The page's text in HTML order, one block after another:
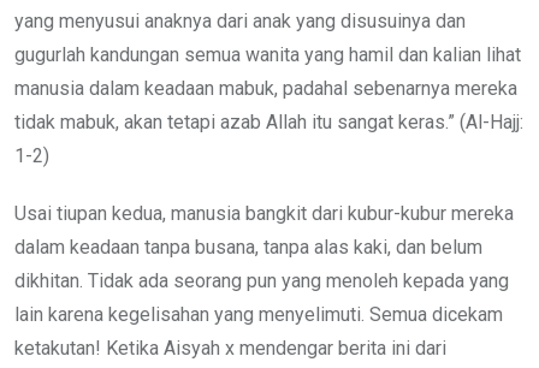
yang menyusui anaknya dari anak yang disusuinya dan
gugurlah kandungan semua wanita yang hamil dan kalian lihat
manusia dalam keadaan mabuk, padahal sebenarnya mereka
tidak mabuk, akan tetapi azab Allah itu sangat keras.” (Al-Hajj:
1-2)
Usai tiupan kedua, manusia bangkit dari kubur-kubur mereka
dalam keadaan tanpa busana, tanpa alas kaki, dan belum
dikhitan. Tidak ada seorang pun yang menoleh kepada yang
lain karena kegelisahan yang menyelimuti. Semua dicekam
ketakutan! Ketika Aisyah x mendengar berita ini dari